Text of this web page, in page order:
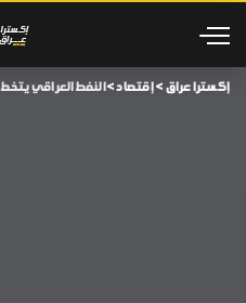
إكسترا عراق >إقتصاد>النفط العراقي يتخطى خام